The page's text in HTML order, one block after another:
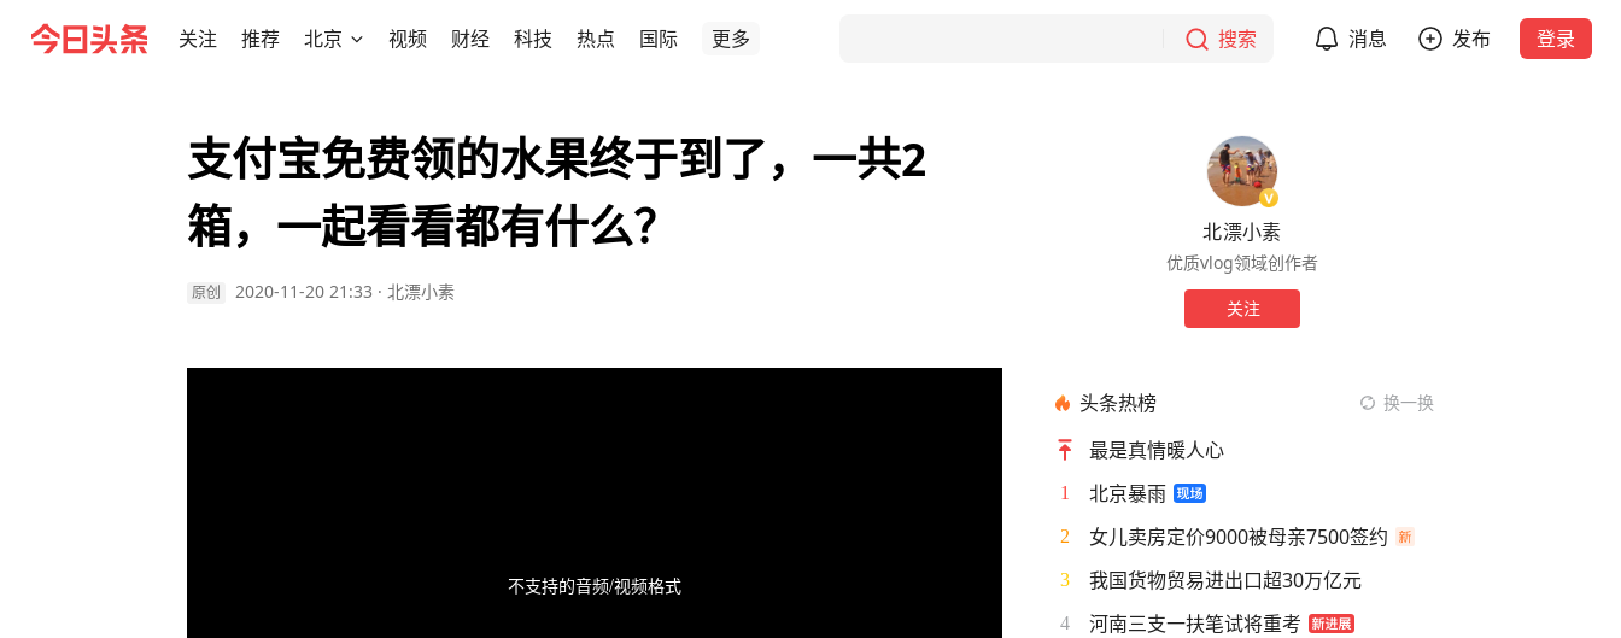
关注 推荐 北京 视频 财经 科技 热点 国际 更多 搜索 消息 发布 登录
支付宝免费领的水果终于到了，一共2
箱，一起看看都有什么？
原创 2020-11-20 21:33 · 北漂小素
不支持的音频/视频格式
北漂小素
优质vlog领域创作者
关注
头条热榜 换一换
最是真情暖人心
1 北京暴雨
2 女儿卖房定价9000被母亲7500签约
3 我国货物贸易进出口超30万亿元
4 河南三支一扶笔试将重考